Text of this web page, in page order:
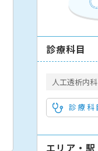
診療科目
人工透析内科
診療科
エリア・駅